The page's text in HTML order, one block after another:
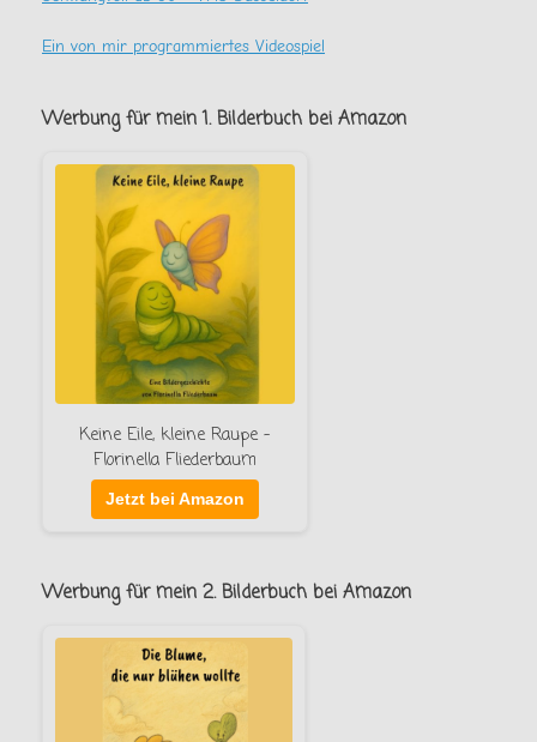
Ein von mir programmiertes Videospiel
Werbung für mein 1. Bilderbuch bei Amazon
Keine Eile, kleine Raupe –
Florinella Fliederbaum
Jetzt bei Amazon
Werbung für mein 2. Bilderbuch bei Amazon